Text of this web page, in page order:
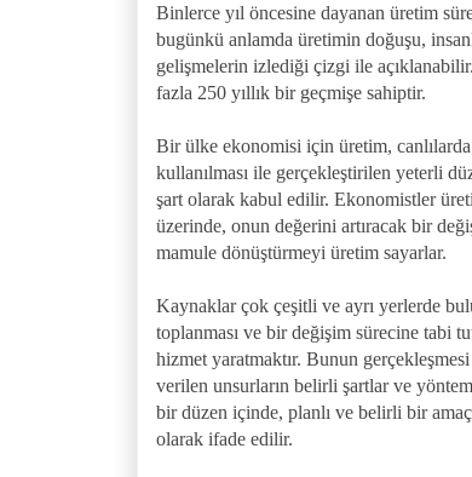
Binlerce yıl öncesine dayanan üretim
bugünkü anlamda üretimin doğuşu,
gelişmelerin izlediği çizgi ile açıklanabilir.
fazla 250 yıllık bir geçmişe sahiptir.
Bir ülke ekonomisi için üretim,
kullanılması ile gerçekleştirilen yeterli
şart olarak kabul edilir. Ekonomistler
üzerinde, onun değerini artıracak bir
mamule dönüştürmeyi üretim sayarlar.
Kaynaklar çok çeşitli ve ayrı yerlerde
toplanması ve bir değişim sürecine tabi
hizmet yaratmaktır. Bunun
verilen unsurların belirli şartlar ve
bir düzen içinde, planlı ve belirli bir
olarak ifade edilir.